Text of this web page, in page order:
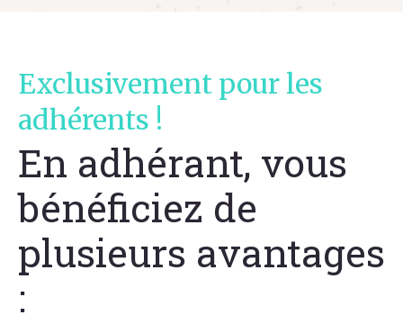
Exclusivement pour les
adhérents !
En adhérant, vous
bénéficiez de
plusieurs avantages
: